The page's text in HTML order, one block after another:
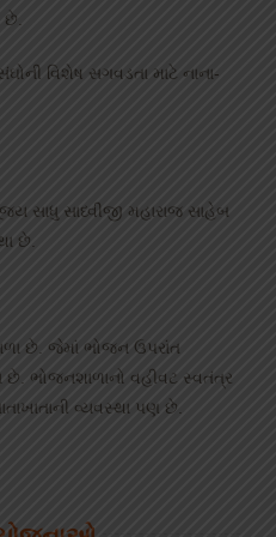
છે.
વિશેષ સગવડતા માટે નાના-
સાધુ સાધ્વીજી મહારાજ સાહેબ
છે.
છે. જેમાં ભોજન ઉપરાંત
છે. ભોજનશાળાનો વહીવટ સ્વતંત્ર
વ્યવસ્થા પણ છે.